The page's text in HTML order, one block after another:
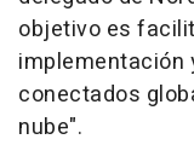
objetivo es
implementación
conectados
nube".